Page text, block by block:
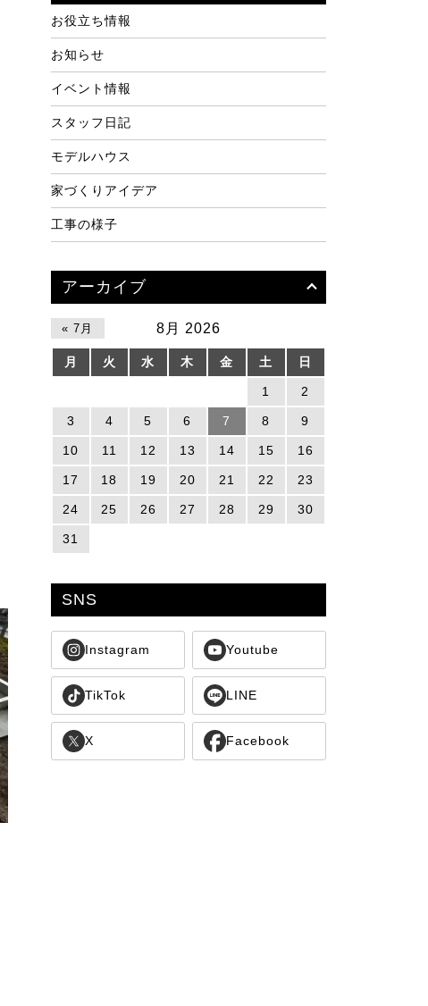
お役立ち情報
お知らせ
イベント情報
スタッフ日記
モデルハウス
家づくりアイデア
工事の様子
アーカイブ
8月 2026
月 火 水 木 金 土 日
1 2
3 4 5 6 7 8 9
10 11 12 13 14 15 16
17 18 19 20 21 22 23
24 25 26 27 28 29 30
31
« 7月
SNS
Instagram Youtube
TikTok LINE
X Facebook